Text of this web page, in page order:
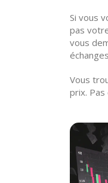
Si vous
pas
vous
Vous
prix.